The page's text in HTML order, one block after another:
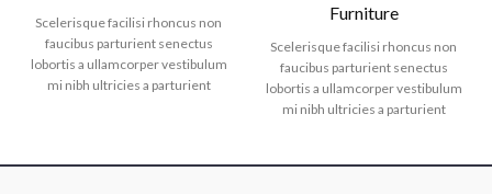
399.00
Scelerisque facilisi rhoncus non
faucibus parturient senectus
lobortis a ullamcorper vestibulum
mi nibh ultricies a parturient
ante eleifend mollis adipiscing.
Furniture
199.00
Scelerisque facilisi rhoncus non
faucibus parturient senectus
lobortis a ullamcorper vestibulum
mi nibh ultricies a parturient
scelerisque leo aptent per at vitae